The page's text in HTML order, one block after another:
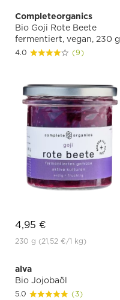
Completeorganics
Bio Goji Rote Beete
fermentiert, vegan, 230 g
4.0 (9)
4,95 €
230 g (21,52 €/1 kg)
alva
Bio Jojobaöl
5.0 (3)